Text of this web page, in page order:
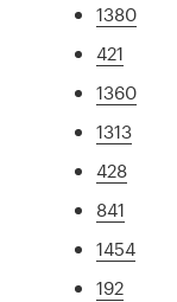
1380
421
1360
1313
428
841
1454
192